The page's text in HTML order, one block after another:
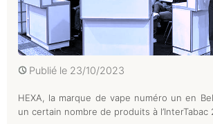
Publié le 23/10/2023
HEXA, la marque de vape numéro un en
un certain nombre de produits à l’InterTabac